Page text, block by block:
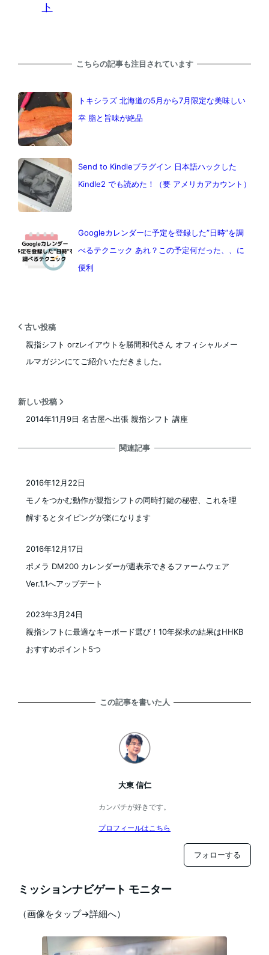
ト
こちらの記事も注目されています
トキシラズ 北海道の5月から7月限定な美味しい
幸 脂と旨味が絶品
Send to Kindleブラグイン 日本語ハックした
Kindle2 でも読めた！（要 アメリカアカウント）
Googleカレンダーに予定を登録した”日時”を調
べるテクニック あれ？この予定何だった、、に
便利
古い投稿
親指シフト orzレイアウトを勝間和代さん オフィシャルメー
ルマガジンにてご紹介いただきました。
新しい投稿
2014年11月9日 名古屋へ出張 親指シフト 講座
関連記事
モノをつかむ動作が親指シフトの同時打鍵の秘密、これを理
解するとタイピングが楽になります
2016年12月22日
ポメラ DM200 カレンダーが週表示できるファームウェア
Ver.1.1へアップデート
投稿日
2016年12月17日
親指シフトに最適なキーボード選び！10年探求の結果はHHKB
おすすめポイント5つ
2023年3月24日
この記事を書いた人
大東 信仁
カンパチが好きです。
プロフィールはこちら
フォローする
ミッションナビゲート モニター
（画像をタップ→詳細へ）